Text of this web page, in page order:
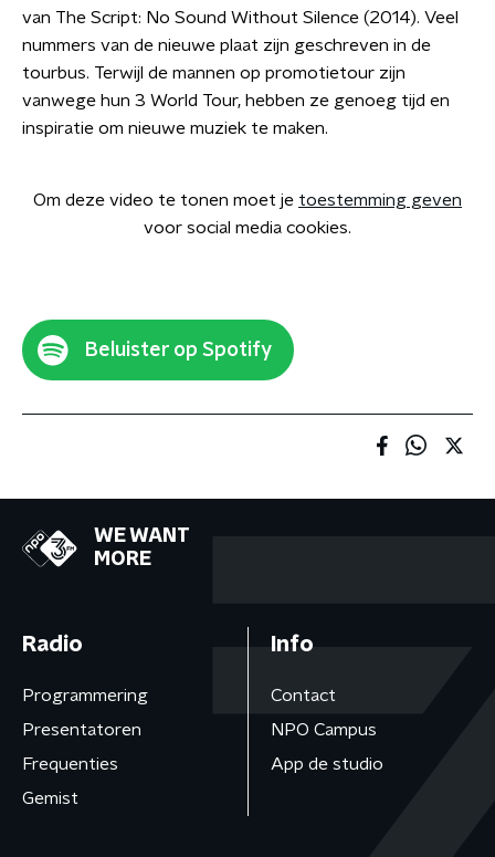
van The Script: No Sound Without Silence (2014). Veel
nummers van de nieuwe plaat zijn geschreven in de
tourbus. Terwijl de mannen op promotietour zijn
vanwege hun 3 World Tour, hebben ze genoeg tijd en
inspiratie om nieuwe muziek te maken.
Om deze video te tonen moet je toestemming geven
voor social media cookies.
Beluister op Spotify
WE WANT
MORE
Radio
Programmering
Presentatoren
Frequenties
Gemist
Info
Contact
NPO Campus
App de studio